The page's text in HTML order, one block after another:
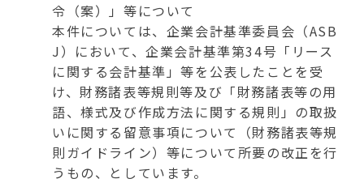
令（案）」等について
本件については、企業会計基準委員会（ASB
J）において、企業会計基準第34号「リース
に関する会計基準」等を公表したことを受
け、財務諸表等規則等及び「財務諸表等の用
語、様式及び作成方法に関する規則」の取扱
いに関する留意事項について（財務諸表等規
則ガイドライン）等について所要の改正を行
うもの、としています。